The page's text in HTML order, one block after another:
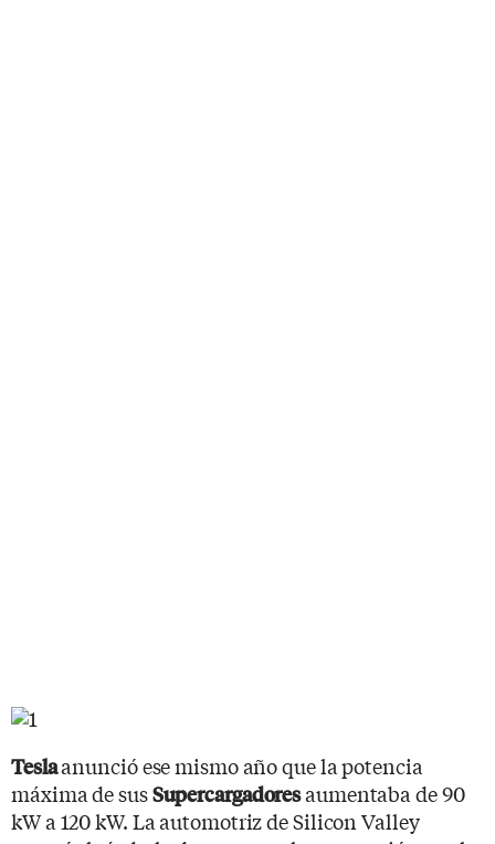
Teslaanunció ese mismo año que la potencia
máxima de susSupercargadoresaumentaba de 90
kW a 120 kW. La automotriz de Silicon Valley